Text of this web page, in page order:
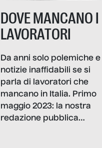
DOVE MANCANO I
LAVORATORI
Da anni solo polemiche e
notizie inaffidabili se si
parla di lavoratori che
mancano in Italia. Primo
maggio 2023: la nostra
redazione pubblica